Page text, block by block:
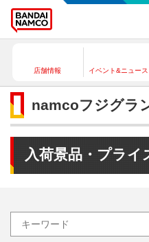
店舗情報 イベント&ニュース
namcoフジグラ
入荷景品・プライ